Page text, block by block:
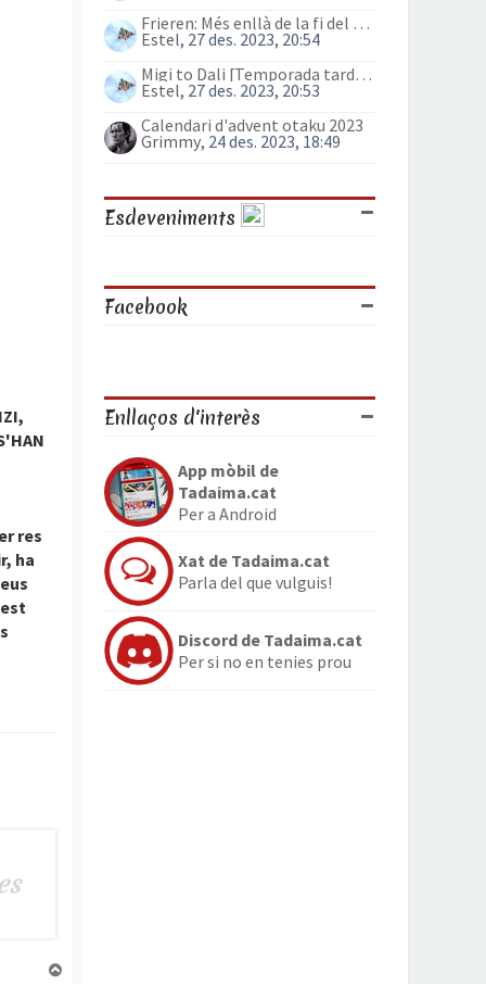
res
ha
Frieren: Més enllà de la fi del viatge (anime)
Estel, 27 des. 2023, 20:54
Migi to Dali [Temporada tardor 2023]
Estel, 27 des. 2023, 20:53
Calendari d'advent otaku 2023
Grimmy, 24 des. 2023, 18:49
Esdeveniments
Facebook
Enllaços d'interès
App mòbil de
Tadaima.cat
Per a Android
Xat de Tadaima.cat
Parla del que vulguis!
Discord de Tadaima.cat
Per si no en tenies prou